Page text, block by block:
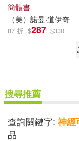
簡體書
（美）諾曼·道伊奇
87 折 $287 $330
搜尋推薦
查詢關鍵字: 神經
品